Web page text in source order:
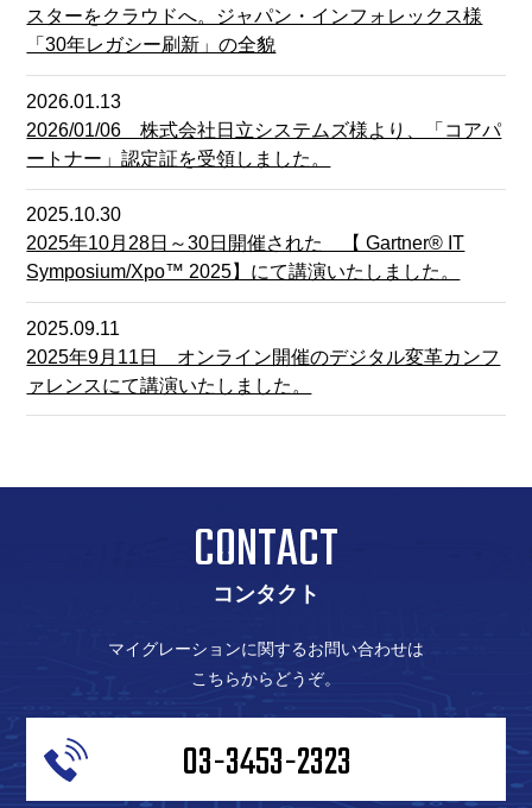
スターをクラウドへ。ジャパン・インフォレックス様
「30年レガシー刷新」の全貌
2026.01.13
2026/01/06 株式会社日立システムズ様より、「コアパ
ートナー」認定証を受領しました。
2025.10.30
2025年10月28日～30日開催された 【 Gartner® IT
Symposium/Xpo™ 2025】にて講演いたしました。
2025.09.11
2025年9月11日 オンライン開催のデジタル変革カンフ
ァレンスにて講演いたしました。
CONTACT
コンタクト
マイグレーションに関するお問い合わせは
こちらからどうぞ。
03-3453-2323